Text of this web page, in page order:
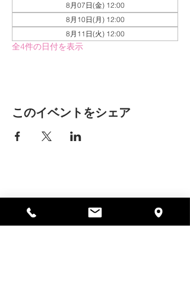
8月07日(金) 12:00
8月10日(月) 12:00
8月11日(火) 12:00
全4件の日付を表示
このイベントをシェア
ナー、MA 01440
978-364-0920